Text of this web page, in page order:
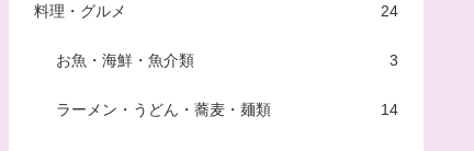
料理・グルメ 24
お魚・海鮮・魚介類 3
ラーメン・うどん・蕎麦・麺類 14